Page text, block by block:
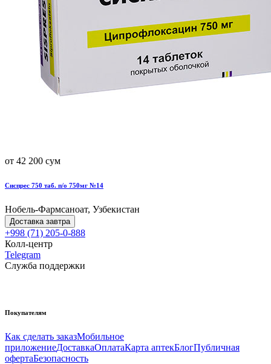
от 42 200 сум
Сиспрес 750 таб. п/о 750мг №14
Нобель-Фармсаноат, Узбекистан
Доставка завтра
+998 (71) 205-0-888
Колл-центр
Telegram
Служба поддержки
Покупателям
Как сделать заказМобильное
приложениеДоставкаОплатаКарта аптекБлогПубличная
офертаБезопасность